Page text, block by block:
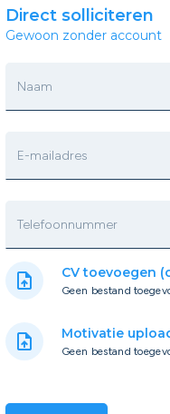
Direct solliciteren
Gewoon zonder account
Naam
E-mailadres
Telefoonnummer
upload_file CV toevoegen
Geen bestand
upload_file Motivatie
Geen bestand